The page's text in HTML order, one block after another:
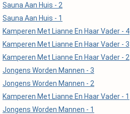
Sauna Aan Huis - 2
Sauna Aan Huis - 1
Kamperen Met Lianne En Haar Vader - 4
Kamperen Met Lianne En Haar Vader - 3
Kamperen Met Lianne En Haar Vader - 2
Jongens Worden Mannen - 3
Jongens Worden Mannen - 2
Kamperen Met Lianne En Haar Vader - 1
Jongens Worden Mannen - 1